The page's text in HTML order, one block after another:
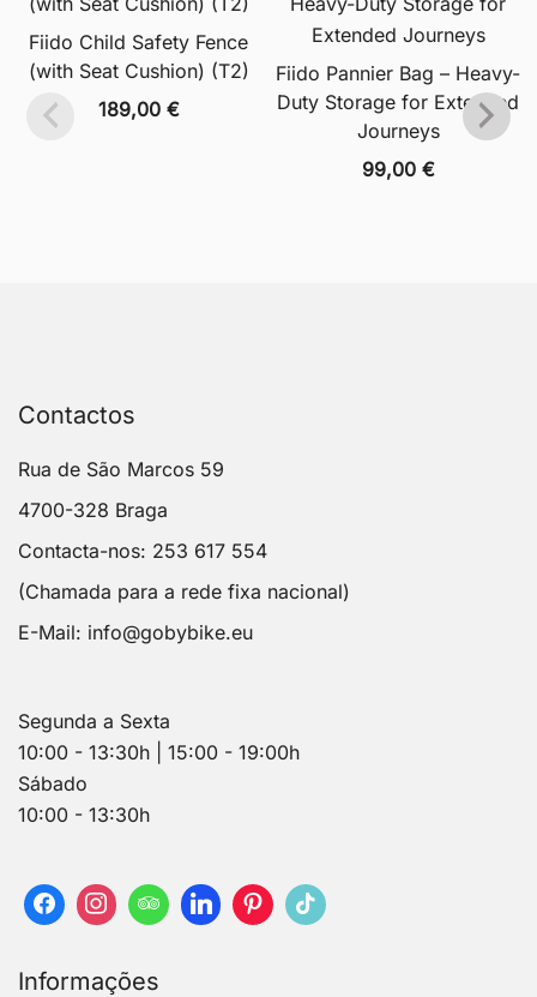
Fiido Child Safety Fence
(with Seat Cushion) (T2)
189,00 €
Fiido Pannier Bag – Heavy-
Duty Storage for Extended
Journeys
99,00 €
Contactos
Rua de São Marcos 59
4700-328 Braga
Contacta-nos: 253 617 554
(Chamada para a rede fixa nacional)
E-Mail: info@gobybike.eu
Segunda a Sexta
10:00 - 13:30h | 15:00 - 19:00h
Sábado
10:00 - 13:30h
Informações